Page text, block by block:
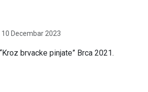
10 Decembar 2023
brvacke pinjate” Brca 2021.